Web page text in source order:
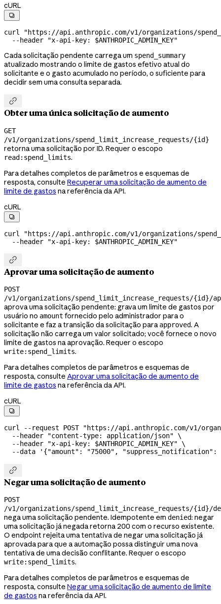
cURL

curl
"https://api.anthropic.com/v1/organizations/
  --header
"x-api-key: $ANTHROPIC_ADMIN_KEY"
Cada solicitação pendente carrega um spend_summary
atualizado mostrando o limite de gastos efetivo atual do
solicitante e o gasto acumulado no período, o suficiente para
decidir sem uma consulta separada.

Obter uma única solicitação de aumento
GET
/v1/organizations/spend_limit_increase_requests/{id}
retorna uma solicitação por ID. Requer o escopo
read:spend_limits.
Para detalhes completos de parâmetros e esquemas de
resposta, consulte Recuperar uma solicitação de aumento de
limite de gastos na referência da API.
cURL

curl
"https://api.anthropic.com/v1/organizations/
  --header
"x-api-key: $ANTHROPIC_ADMIN_KEY"

Aprovar uma solicitação de aumento
POST
/v1/organizations/spend_limit_increase_requests/{id}/
aprova uma solicitação pendente: grava um limite de gastos por
usuário no amount fornecido pelo administrador para o
solicitante e faz a transição da solicitação para approved. A
solicitação não carrega um valor solicitado; você fornece o novo
limite de gastos na aprovação. Requer o escopo
write:spend_limits.
Para detalhes completos de parâmetros e esquemas de
resposta, consulte Aprovar uma solicitação de aumento de
limite de gastos na referência da API.
cURL

curl --request POST "https://api.anthropic.com/v1/
  --header
"content-type: application/json" \
  --header
"x-api-key: $ANTHROPIC_ADMIN_KEY" \
  --data
'{"amount": "75000",

Negar uma solicitação de aumento
POST
/v1/organizations/spend_limit_increase_requests/{id}/
nega uma solicitação pendente. Idempotente em denied: negar
uma solicitação já negada retorna 200 com o recurso existente.
O endpoint rejeita uma tentativa de negar uma solicitação já
aprovada para que a automação possa distinguir uma nova
tentativa de uma decisão conflitante. Requer o escopo
write:spend_limits.
Para detalhes completos de parâmetros e esquemas de
resposta, consulte Negar uma solicitação de aumento de limite
de gastos na referência da API.